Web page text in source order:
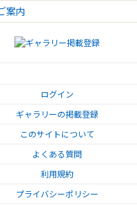
2nd Exhibition イキ トシ イケル
ニーチ フォトエキシビジョン
ウフワクセイ
案内
ログイン
ギャラリーの掲載登録
このサイトについて
よくある質問
利用規約
プライバシーポリシー